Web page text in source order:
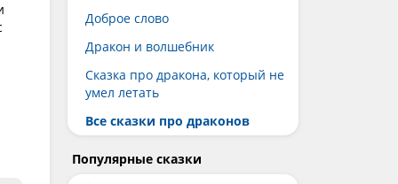
Доброе слово
Дракон и волшебник
Сказка про дракона, который не
умел летать
Все сказки про драконов
Популярные сказки